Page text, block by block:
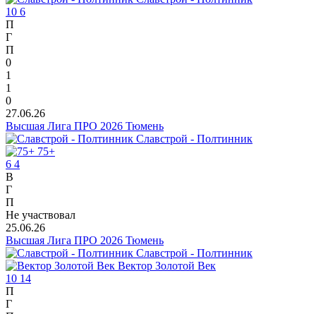
10 6
П
Г
П
0
1
1
0
27.06.26
Высшая Лига ПРО 2026 Тюмень
Славстрой - Полтинник
75+
6 4
В
Г
П
Не участвовал
25.06.26
Высшая Лига ПРО 2026 Тюмень
Славстрой - Полтинник
Вектор Золотой Век
10 14
П
Г